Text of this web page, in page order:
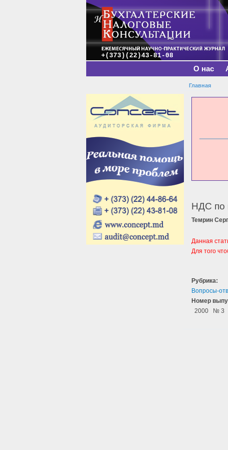
+(373)(22)43-81-08
Главное меню
О нас
Вы
Главная
НДС по
Темрин
Данная
Для того
Рубрика:
Вопросы-
Номер
2000
№ 3